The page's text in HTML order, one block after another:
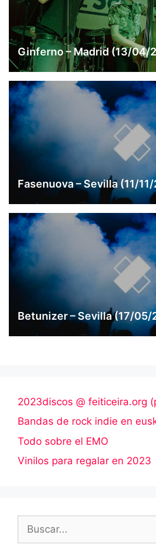
Ginferno – Madrid (13/04/
Fasenuova – Sevilla (11/
Betunizer – Sevilla (17/05/
2023discos @ feiticeira.org
Bandas de rock indie en
Todo sobre el EMO
Vinilos para regalar en 2023
Buscar: